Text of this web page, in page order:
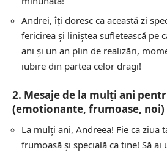
Andrei, îți doresc ca această zi
fericirea și liniștea sufletească pe
ani și un an plin de realizări,
iubire din partea celor dragi!
2. Mesaje de la mulți ani
(emotionante, frumoase, noi)
La mulți ani, Andreea! Fie ca ziua
frumoasă și specială ca tine! Să